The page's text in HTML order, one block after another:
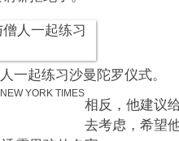
一起练习沙曼陀罗仪式。
YORK TIMES
相反，他建议
去考虑，希望